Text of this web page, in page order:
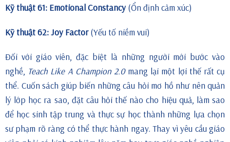
Kỹ thuật 61: Emotional Constancy (Ổn định cảm xúc)
Kỹ thuật 62: Joy Factor(Yếu tố niềm vui)
Đối với giáo viên, đặc biệt là những người mới bước vào
nghề, Teach Like A Champion 2.0mang lại một lợi thế rất cụ
thể. Cuốn sách giúp biến những câu hỏi mơ hồ như nên quản
lý lớp học ra sao, đặt câu hỏi thế nào cho hiệu quả, làm sao
để học sinh tập trung và thực sự học thành những lựa chọn
sư phạm rõ ràng có thể thực hành ngay. Thay vì yêu cầu giáo